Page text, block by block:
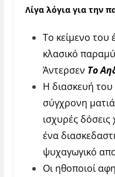
Λίγα λόγια για την
Το κείμενο του
κλασικό
Άντερσεν Το
Η διασκευή του
σύγχρονη
ισχυρές
ένα
ψυχαγωγικό
Οι ηθοποιοί